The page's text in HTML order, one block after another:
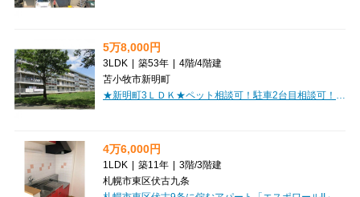
5万8,000円
3LDK | 築53年 | 4階/4階建
苫小牧市新明町
4万6,000円
1LDK | 築11年 | 3階/3階建
札幌市東区伏古九条